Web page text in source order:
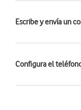
Escribe y envía un
Configura el